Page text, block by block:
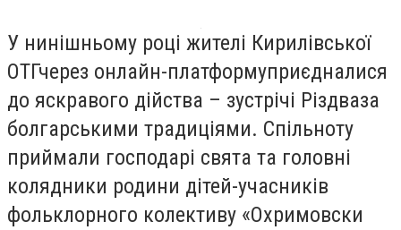
У нинішньому році жителі Кирилівської
ОТГчерез онлайн-платформуприєдналися
до яскравого дійства – зустрічі Різдваза
болгарськими традиціями. Спільноту
приймали господарі свята та головні
колядники родини дітей-учасників
фольклорного колективу «Охримовски